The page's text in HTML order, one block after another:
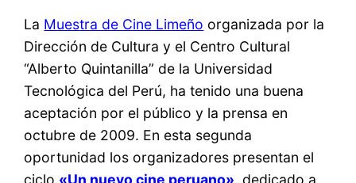
La Muestra de Cine Limeño organizada por la
Dirección de Cultura y el Centro Cultural
“Alberto Quintanilla” de la Universidad
Tecnológica del Perú, ha tenido una buena
aceptación por el público y la prensa en
octubre de 2009. En esta segunda
oportunidad los organizadores presentan el
ciclo «Un nuevo cine peruano», dedicado a